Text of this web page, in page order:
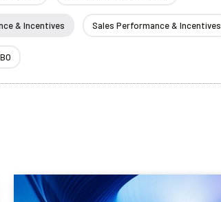
& Incentives Sales Performance & Incentives